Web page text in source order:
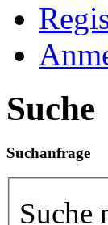
Suche
Suchanfrage
Suche